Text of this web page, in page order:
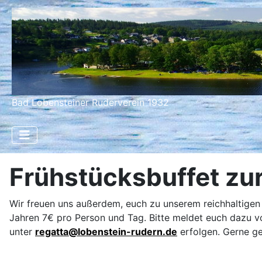
Bad Lobensteiner Ruderverein 1932
Frühstücksbuffet
Wir freuen uns außerdem, euch zu unserem
Jahren 7€ pro Person und Tag. Bitte meldet euch dazu
unter regatta@lobenstein-rudern.de erfolgen. Gerne